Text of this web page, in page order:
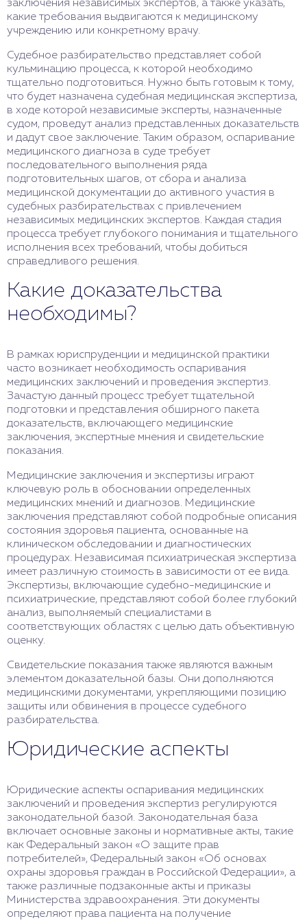
заключения независимых экспертов, а также указать,
какие требования выдвигаются к медицинскому
учреждению или конкретному врачу.
Судебное разбирательство представляет собой
кульминацию процесса, к которой необходимо
тщательно подготовиться. Нужно быть готовым к тому,
что будет назначена судебная медицинская экспертиза,
в ходе которой независимые эксперты, назначенные
судом, проведут анализ представленных доказательств
и дадут свое заключение. Таким образом, оспаривание
медицинского диагноза в суде требует
последовательного выполнения ряда
подготовительных шагов, от сбора и анализа
медицинской документации до активного участия в
судебных разбирательствах с привлечением
независимых медицинских экспертов. Каждая стадия
процесса требует глубокого понимания и тщательного
исполнения всех требований, чтобы добиться
справедливого решения.
Какие доказательства
необходимы?
В рамках юриспруденции и медицинской практики
часто возникает необходимость оспаривания
медицинских заключений и проведения экспертиз.
Зачастую данный процесс требует тщательной
подготовки и представления обширного пакета
доказательств, включающего медицинские
заключения, экспертные мнения и свидетельские
показания.
Медицинские заключения и экспертизы играют
ключевую роль в обосновании определенных
медицинских мнений и диагнозов. Медицинские
заключения представляют собой подробные описания
состояния здоровья пациента, основанные на
клиническом обследовании и диагностических
процедурах. Независимая психиатрическая экспертиза
имеет различную стоимость в зависимости от ее вида.
Экспертизы, включающие судебно-медицинские и
психиатрические, представляют собой более глубокий
анализ, выполняемый специалистами в
соответствующих областях с целью дать объективную
оценку.
Свидетельские показания также являются важным
элементом доказательной базы. Они дополняются
медицинскими документами, укрепляющими позицию
защиты или обвинения в процессе судебного
разбирательства.
Юридические аспекты
Юридические аспекты оспаривания медицинских
заключений и проведения экспертиз регулируются
законодательной базой. Законодательная база
включает основные законы и нормативные акты, такие
как Федеральный закон «О защите прав
потребителей», Федеральный закон «Об основах
охраны здоровья граждан в Российской Федерации», а
также различные подзаконные акты и приказы
Министерства здравоохранения. Эти документы
определяют права пациента на получение